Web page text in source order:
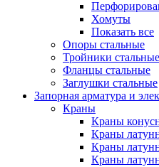
Хомуты
Показать все
Опоры стальные
Тройники стальные
Фланцы стальные
Заглушки стальные
Запорная арматура и
Краны
Краны
Краны
Краны
Краны